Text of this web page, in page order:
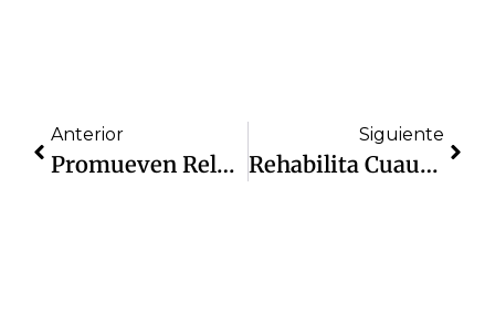
Anterior
Promueven Relaciones Sanas Entre La Juventud Izcallense A Través De La Jornada Jóvenes Con Amor Saludable
Siguiente
Rehabilita Cuautitlán Izcalli Pozos Para Regularizar Servicio De Agua A Xhala, El Socorro Y San Mateo